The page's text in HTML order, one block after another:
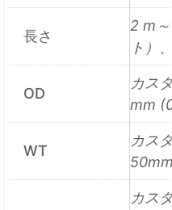
長さ
2 m
ト）
OD
カス
mm
WT
カス
カス